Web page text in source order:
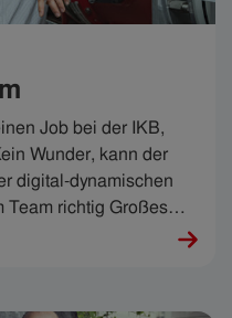
Job bei der IKB,
Wunder, kann der
digital-dynamischen
Team richtig Großes